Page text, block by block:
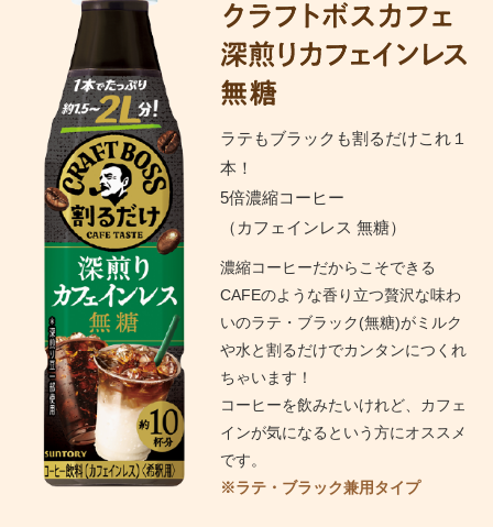
ラテもブラックも割るだけこれ１
本！
5倍濃縮コーヒー
（カフェインレス 無糖）
濃縮コーヒーだからこそできる
CAFEのような香り立つ贅沢な味わ
いのラテ・ブラック(無糖)がミルク
や水と割るだけでカンタンにつくれ
ちゃいます！
コーヒーを飲みたいけれど、カフェ
インが気になるという方にオススメ
です。
※ラテ・ブラック兼用タイプ